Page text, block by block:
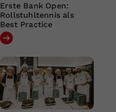
Erste Bank Open:
Rollstuhltennis als
Best Practice